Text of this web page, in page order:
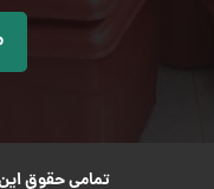
تمامی حقوق